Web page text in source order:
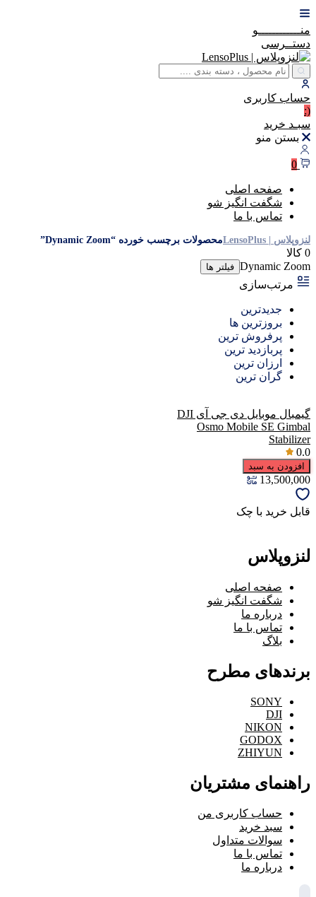
منــــــــــــو
دستــرسی
حساب کاربری
(:
سبـد خرید
بستن منو
0
صفحه اصلی
شگفت انگیز شو
تماس با ما
لنزوپلاس | LensoPlus محصولات برچسب خورده “Dynamic Zoom”
0 کالا
Dynamic Zoom فیلتر ها
مرتب‌سازی
جدیدترین
بروزترین ها
پرفروش ترین
پربازدید ترین
ارزان ترین
گران ترین
گیمبال موبایل دی جی آی DJI
Osmo Mobile SE Gimbal
Stabilizer
0.0
افزودن به سبد
13,500,000
قابل خرید با چک
لنزوپلاس
صفحه اصلی
شگفت انگیز شو
درباره ما
تماس با ما
بلاگ
برندهای مطرح
SONY
DJI
NIKON
GODOX
ZHIYUN
راهنمای مشتریان
حساب کاربری من
سبد خرید
سوالات متداول
تماس با ما
درباره ما